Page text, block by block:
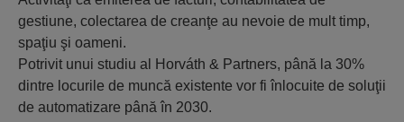
gestiune, colectarea de creanţe au nevoie de mult timp,
spaţiu şi oameni.
Potrivit unui studiu al Horváth & Partners, până la 30%
dintre locurile de muncă existente vor fi înlocuite de soluţii
de automatizare până în 2030.